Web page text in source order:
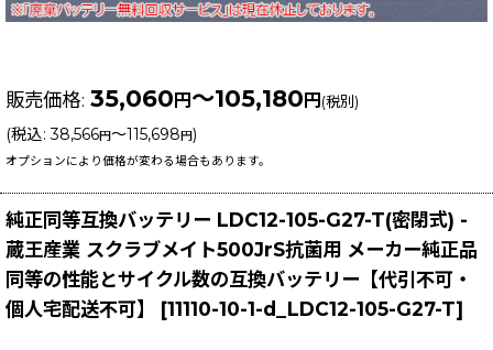
販売価格: 35,060円～105,180円(税別)
(税込: 38,566円～115,698円)
オプションにより価格が変わる場合もあります。
純正同等互換バッテリー LDC12-105-G27-T(密閉式) -
蔵王産業 スクラブメイト500JrS抗菌用 メーカー純正品
同等の性能とサイクル数の互換バッテリー【代引不可・
個人宅配送不可】
[11110-10-1-d_LDC12-105-G27-T]